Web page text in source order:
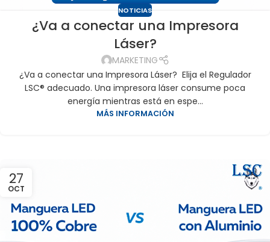
NOTICIAS
¿Va a conectar una Impresora
Láser?
MARKETING
¿Va a conectar una Impresora Láser? Elija el Regulador
LSC® adecuado. Una impresora láser consume poca
energía mientras está en espe...
MÁS INFORMACIÓN
27
OCT